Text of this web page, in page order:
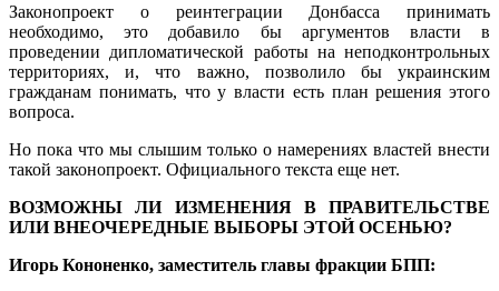
Законопроект о реинтеграции Донбасса принимать
необходимо, это добавило бы аргументов власти в
проведении дипломатической работы на неподконтрольных
территориях, и, что важно, позволило бы украинским
гражданам понимать, что у власти есть план решения этого
вопроса.
Но пока что мы слышим только о намерениях властей внести
такой законопроект. Официального текста еще нет.
ВОЗМОЖНЫ ЛИ ИЗМЕНЕНИЯ В ПРАВИТЕЛЬСТВЕ
ИЛИ ВНЕОЧЕРЕДНЫЕ ВЫБОРЫ ЭТОЙ ОСЕНЬЮ?
Игорь Кононенко, заместитель главы фракции БПП: